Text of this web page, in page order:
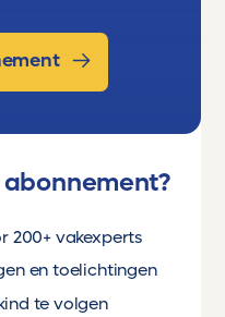
200+ vakexperts
en toelichtingen
te volgen